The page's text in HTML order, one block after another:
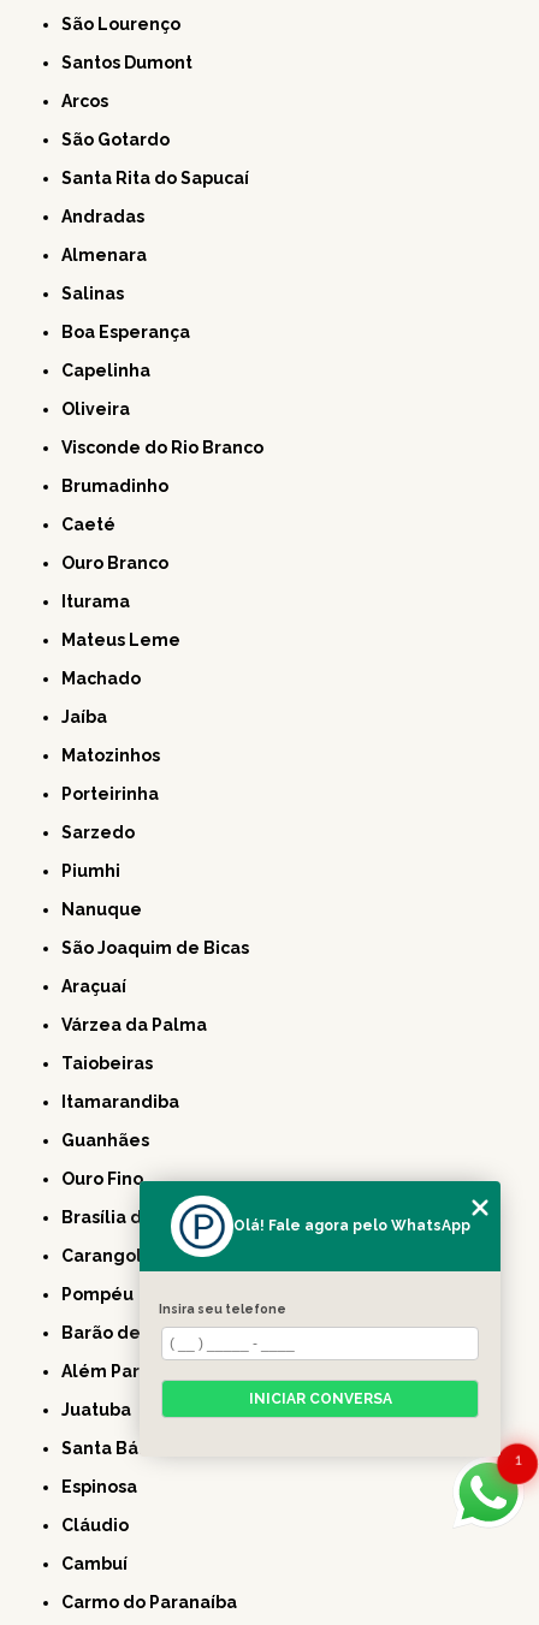
São Lourenço
Santos Dumont
Arcos
São Gotardo
Santa Rita do Sapucaí
Andradas
Almenara
Salinas
Boa Esperança
Capelinha
Oliveira
Visconde do Rio Branco
Brumadinho
Caeté
Ouro Branco
Iturama
Mateus Leme
Machado
Jaíba
Matozinhos
Porteirinha
Sarzedo
Piumhi
Nanuque
São Joaquim de Bicas
Araçuaí
Várzea da Palma
Taiobeiras
Itamarandiba
Guanhães
Ouro Fino
Brasília de Minas
Carangola
Pompéu
Barão de Cocais
Além Paraíba
Juatuba
Santa Bárbara
Espinosa
Cláudio
Cambuí
Carmo do Paranaíba
1
Olá! Fale agora pelo WhatsApp
Insira seu telefone
INICIAR CONVERSA